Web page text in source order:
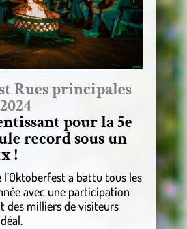
Rues principales
pour la 5e
record sous un
!
l’Oktoberfest a battu tous les
avec une participation
des milliers de visiteurs